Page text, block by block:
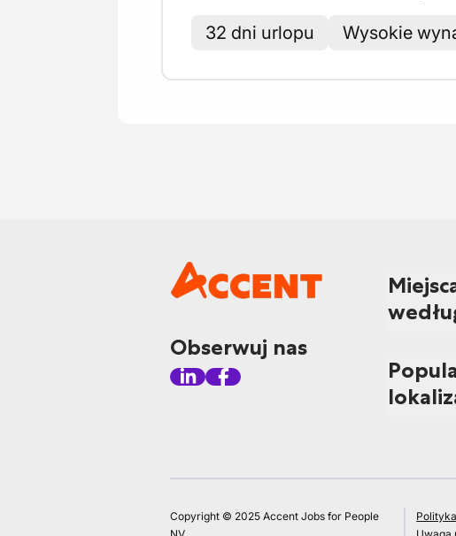
32 dni urlopu Wysokie
Obserwuj nas
Copyright © 2025 Accent Jobs for People